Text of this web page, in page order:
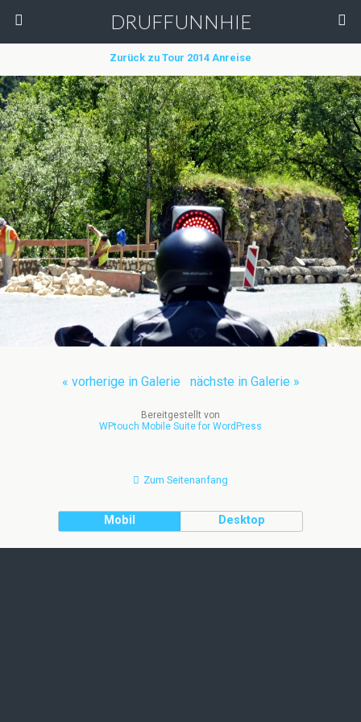
DRUFFUNNHIE
Zurück zu Tour 2014 Anreise
« vorherige in Galerie nächste in Galerie »
Bereitgestellt von
WPtouch Mobile Suite for WordPress
Zum Seitenanfang
Mobil Desktop